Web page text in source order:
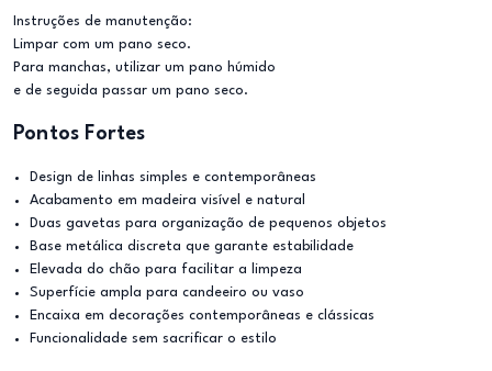
Instruções de manutenção:
Limpar com um pano seco.
Para manchas, utilizar um pano húmido
e de seguida passar um pano seco.
Pontos Fortes
Design de linhas simples e contemporâneas
Acabamento em madeira visível e natural
Duas gavetas para organização de pequenos objetos
Base metálica discreta que garante estabilidade
Elevada do chão para facilitar a limpeza
Superfície ampla para candeeiro ou vaso
Encaixa em decorações contemporâneas e clássicas
Funcionalidade sem sacrificar o estilo